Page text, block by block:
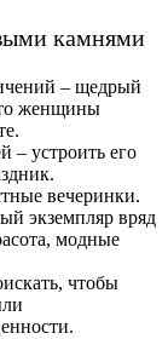
камнями
– щедрый
женщины
– устроить его
вечеринки.
экземпляр вряд
модные
чтобы